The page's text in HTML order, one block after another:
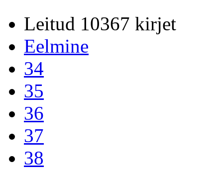
Leitud 10367 kirjet
Eelmine
34
35
36
37
38